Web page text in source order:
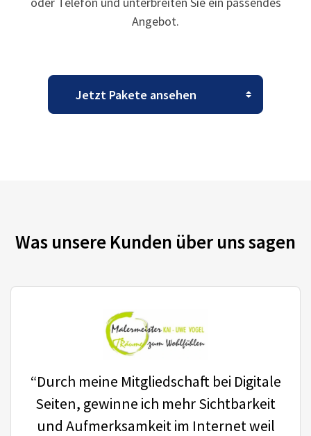
Angebot.
Was unsere Kunden über uns sagen
“Durch meine Mitgliedschaft bei Digitale
Seiten, gewinne ich mehr Sichtbarkeit
und Aufmerksamkeit im Internet weil